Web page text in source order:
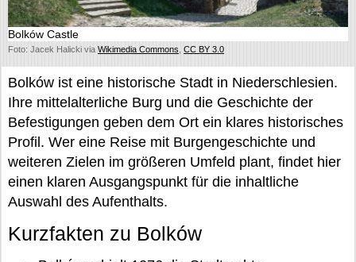
Bolków Castle
Foto: Jacek Halicki via Wikimedia Commons CC BY 3.0
Bolków ist eine historische Stadt in Niederschlesien.
Ihre mittelalterliche Burg und die Geschichte der
Befestigungen geben dem Ort ein klares historisches
Profil. Wer eine Reise mit Burgengeschichte und
weiteren Zielen im größeren Umfeld plant, findet hier
einen klaren Ausgangspunkt für die inhaltliche
Auswahl des Aufenthalts.
Kurzfakten zu Bolków